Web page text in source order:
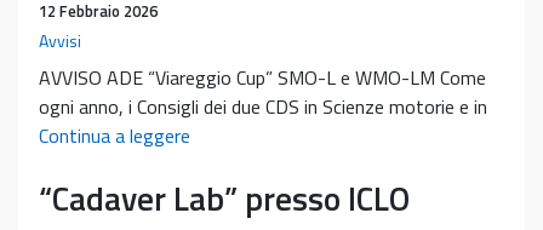
12 Febbraio 2026
Avvisi
AVVISO ADE “Viareggio Cup” SMO-L e WMO-LM Come
ogni anno, i Consigli dei due CDS in Scienze motorie e in
Continua a leggere
“Viareggio
“Cadaver Lab” presso ICLO